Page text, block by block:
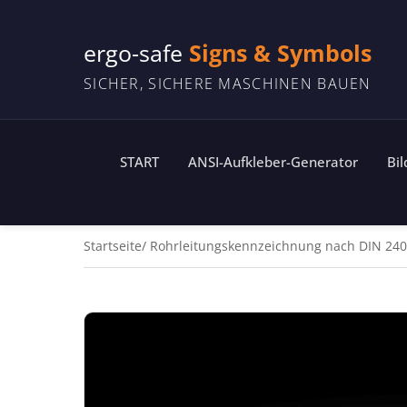
ergo-safe Signs & Symbols
SICHER, SICHERE MASCHINEN BAUEN
START ANSI-Aufkleber-Generator
Startseite Rohrleitungskennzeichnung nach DIN